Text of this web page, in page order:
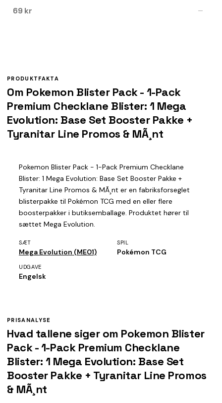
69 kr —
PRODUKTFAKTA
Om Pokemon Blister Pack - 1-Pack
Premium Checklane Blister: 1 Mega
Evolution: Base Set Booster Pakke +
Tyranitar Line Promos & MÃ¸nt
Pokemon Blister Pack - 1-Pack Premium Checklane
Blister: 1 Mega Evolution: Base Set Booster Pakke +
Tyranitar Line Promos & MÃ¸nt er en fabriksforseglet
blisterpakke til Pokémon TCG med en eller flere
boosterpakker i butiksemballage. Produktet hører til
sættet Mega Evolution.
SÆT
Mega Evolution (ME01)
SPIL
Pokémon TCG
UDGAVE
Engelsk
PRISANALYSE
Hvad tallene siger om Pokemon Blister
Pack - 1-Pack Premium Checklane
Blister: 1 Mega Evolution: Base Set
Booster Pakke + Tyranitar Line Promos
& MÃ¸nt